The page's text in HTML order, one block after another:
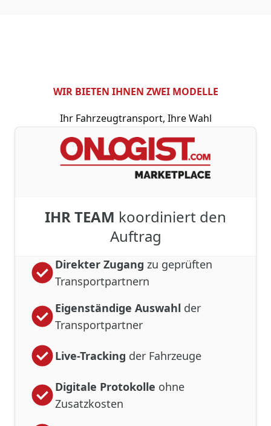
WIR BIETEN IHNEN ZWEI MODELLE
Ihr Fahrzeugtransport, Ihre Wahl
IHR TEAM koordiniert den
Auftrag
Direkter Zugang zu geprüften
Transportpartnern
Eigenständige Auswahl der
Transportpartner
Live-Tracking der Fahrzeuge
Digitale Protokolle ohne
Zusatzkosten